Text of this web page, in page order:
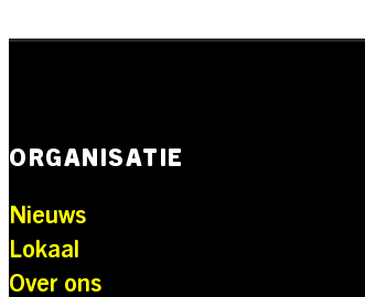
ORGANISATIE
Nieuws
Lokaal
Over ons